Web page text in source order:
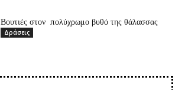
Βουτιές στον πολύχρωμο βυθό της θάλασσας
Δράσεις